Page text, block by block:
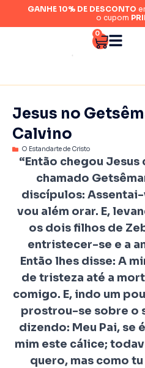
GANHE 10% DE DESCONTO
o cupom
0
Jesus no
Calvino
O Estandarte de Cristo
“Então chegou Jesus
chamado
discípulos:
vou além orar. E,
os dois filhos de
entristecer-se e a
Então lhes disse: A
de tristeza até a
comigo. E, indo um
prostrou-se sobre o
dizendo: Meu Pai, se
mim este cálice;
quero, mas como